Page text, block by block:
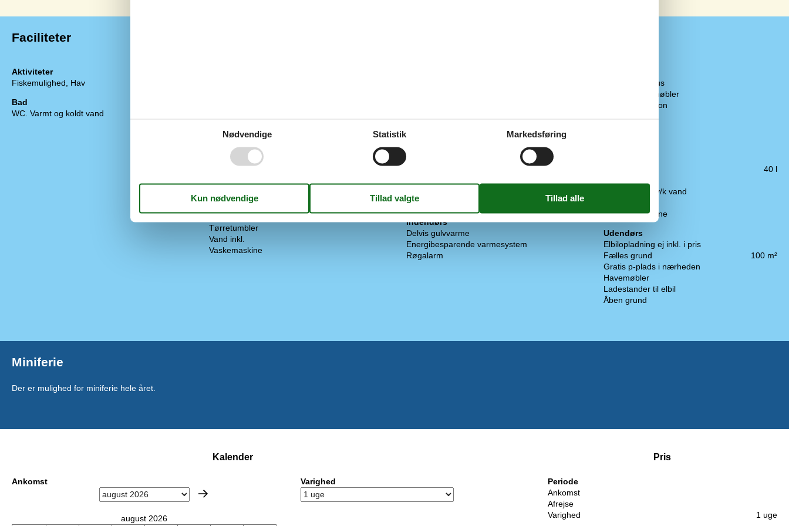
Faciliteter
Aktiviteter
Fiskemulighed, Hav
Bad
WC. Varmt og koldt vand
Hav-/fjordudsigt
Helårsisoleret
Kæledyr Nej
Opvarmning alternativ, Varmepumpe
Panoramaudsigt over vand
Selvbetjent check-in
Støvsuger
Tørretumbler
Vand inkl.
Vaskemaskine
Nærmeste restaurant
100 m
Indendørs
Delvis gulvvarme
Energibesparende varmesystem
Røgalarm
Energispare hus
Kvalitetshavemøbler
Luxury Collection
40 l
Køkkenet har v/k vand
Opvaskemaskine
Udendørs
Elbilopladning ej inkl. i pris
Fælles grund
100 m²
Gratis p-plads i nærheden
Havemøbler
Ladestander til elbil
Åben grund
Miniferie
Der er mulighed for miniferie hele året.
Kalender
Ankomst
august 2026
Varighed
Pris
Periode
Ankomst
Afrejse
Varighed
1 uge
Nødvendige Statistik Markedsføring